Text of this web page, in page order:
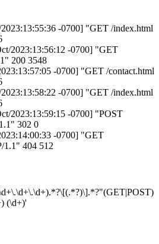
-0700] "GET /index.html
2023:13:56:12 -0700] "GET
200 3548
-0700] "GET /contact.html
-0700] "GET /index.html
2023:13:59:15 -0700] "POST
302 0
-0700] "GET
1.1" 404 512
(\d+)'